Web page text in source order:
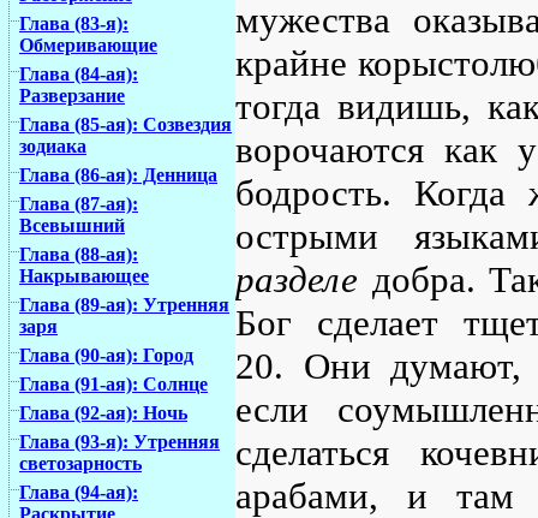
Глава (83-я):
Обмеривающие
Глава (84-ая):
Разверзание
Глава (85-ая): Созвездия
зодиака
Глава (86-ая): Денница
Глава (87-ая):
Всевышний
Глава (88-ая):
Накрывающее
Глава (89-ая): Утренняя
заря
Глава (90-ая): Город
Глава (91-ая): Солнце
Глава (92-ая): Ночь
Глава (93-я): Утренняя
светозарность
Глава (94-ая):
мужества
крайне
тогда видишь,
ворочаются как
бодрость.
острыми
разделе добра.
Бог сделает
20. Они думают,
если
сделаться
арабами, и там